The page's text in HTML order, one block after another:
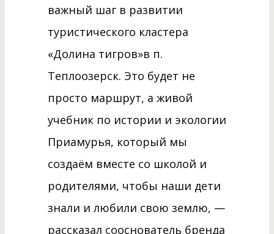
важный шаг в развитии
туристического кластера
«Долина тигров»в п.
Теплоозерск. Это будет не
просто маршрут, а живой
учебник по истории и экологии
Приамурья, который мы
создаём вместе со школой и
родителями, чтобы наши дети
знали и любили свою землю, —
рассказал сооснователь бренда